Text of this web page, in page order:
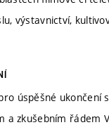
výstavnictví,
úspěšné ukončení
a zkušebním řádem